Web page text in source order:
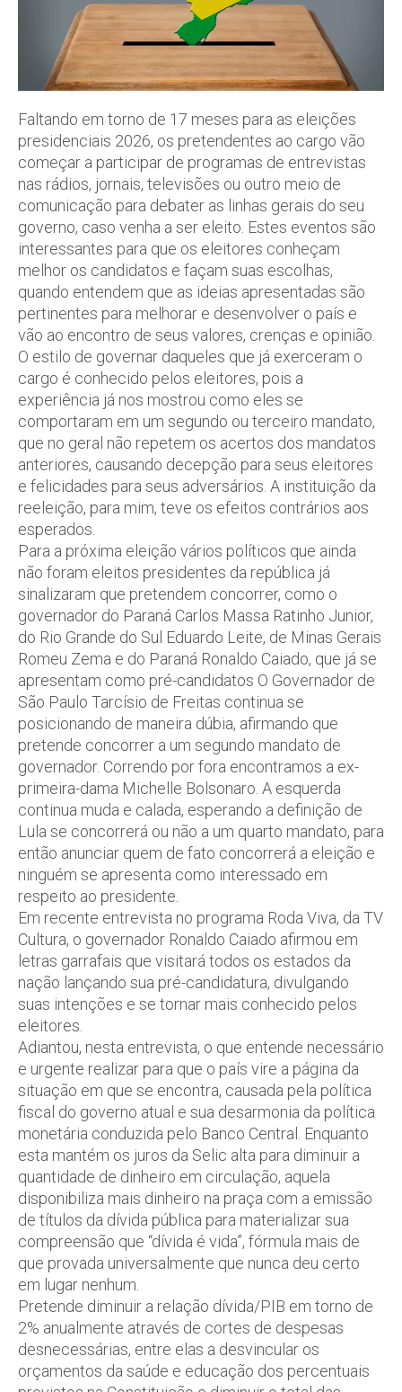
Faltando em torno de 17 meses para as eleições
presidenciais 2026, os pretendentes ao cargo vão
começar a participar de programas de entrevistas
nas rádios, jornais, televisões ou outro meio de
comunicação para debater as linhas gerais do seu
governo, caso venha a ser eleito. Estes eventos são
interessantes para que os eleitores conheçam
melhor os candidatos e façam suas escolhas,
quando entendem que as ideias apresentadas são
pertinentes para melhorar e desenvolver o país e
vão ao encontro de seus valores, crenças e opinião.
O estilo de governar daqueles que já exerceram o
cargo é conhecido pelos eleitores, pois a
experiência já nos mostrou como eles se
comportaram em um segundo ou terceiro mandato,
que no geral não repetem os acertos dos mandatos
anteriores, causando decepção para seus eleitores
e felicidades para seus adversários. A instituição da
reeleição, para mim, teve os efeitos contrários aos
esperados.
Para a próxima eleição vários políticos que ainda
não foram eleitos presidentes da república já
sinalizaram que pretendem concorrer, como o
governador do Paraná Carlos Massa Ratinho Junior,
do Rio Grande do Sul Eduardo Leite, de Minas Gerais
Romeu Zema e do Paraná Ronaldo Caiado, que já se
apresentam como pré-candidatos O Governador de
São Paulo Tarcísio de Freitas continua se
posicionando de maneira dúbia, afirmando que
pretende concorrer a um segundo mandato de
governador. Correndo por fora encontramos a ex-
primeira-dama Michelle Bolsonaro. A esquerda
continua muda e calada, esperando a definição de
Lula se concorrerá ou não a um quarto mandato, para
então anunciar quem de fato concorrerá a eleição e
ninguém se apresenta como interessado em
respeito ao presidente.
Em recente entrevista no programa Roda Viva, da TV
Cultura, o governador Ronaldo Caiado afirmou em
letras garrafais que visitará todos os estados da
nação lançando sua pré-candidatura, divulgando
suas intenções e se tornar mais conhecido pelos
eleitores.
Adiantou, nesta entrevista, o que entende necessário
e urgente realizar para que o país vire a página da
situação em que se encontra, causada pela política
fiscal do governo atual e sua desarmonia da política
monetária conduzida pelo Banco Central. Enquanto
esta mantém os juros da Selic alta para diminuir a
quantidade de dinheiro em circulação, aquela
disponibiliza mais dinheiro na praça com a emissão
de títulos da dívida pública para materializar sua
compreensão que “dívida é vida”, fórmula mais de
que provada universalmente que nunca deu certo
em lugar nenhum.
Pretende diminuir a relação dívida/PIB em torno de
2% anualmente através de cortes de despesas
desnecessárias, entre elas a desvincular os
orçamentos da saúde e educação dos percentuais